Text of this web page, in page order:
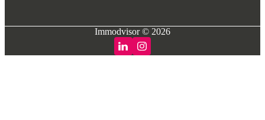
Immodvisor © 2026